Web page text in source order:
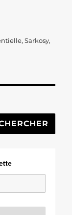
,Sarkosy,